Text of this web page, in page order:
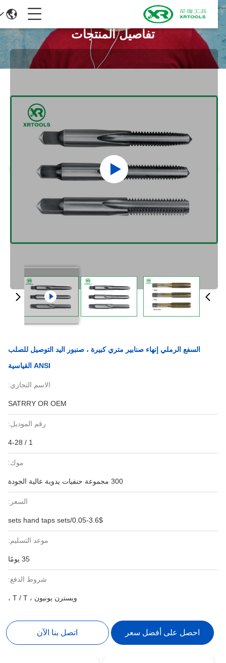
تفاصيل المنتجات
السفع الرملي إنهاء صنابير متري كبيرة ، صنبور اليد التوصيل للصلب
ANSI القياسية
الاسم التجاري:
SATRRY OR OEM
رقم الموديل:
موك:
300 مجموعة حنفيات يدوية عالية الجودة
السعر:
0.05-3.6$/sets hand taps sets
موعد التسليم:
35 يومًا
شروط الدفع:
ويسترن يونيون ، T / T ،
احصل على أفضل سعر اتصل بنا الآن